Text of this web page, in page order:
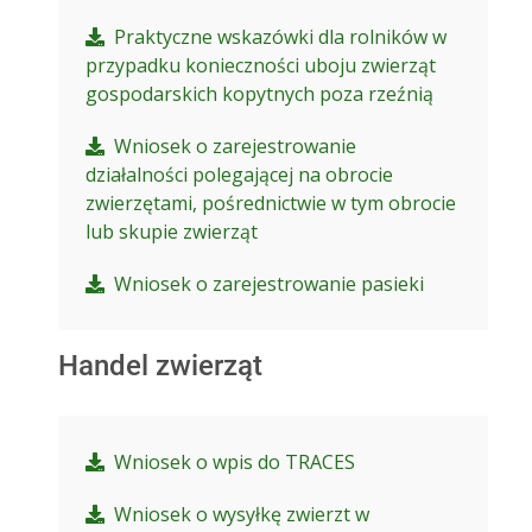
Praktyczne wskazówki dla rolników w
przypadku konieczności uboju zwierząt
gospodarskich kopytnych poza rzeźnią
Wniosek o zarejestrowanie
działalności polegającej na obrocie
zwierzętami, pośrednictwie w tym obrocie
lub skupie zwierząt
Wniosek o zarejestrowanie pasieki
Handel zwierząt
Wniosek o wpis do TRACES
Wniosek o wysyłkę zwierzt w